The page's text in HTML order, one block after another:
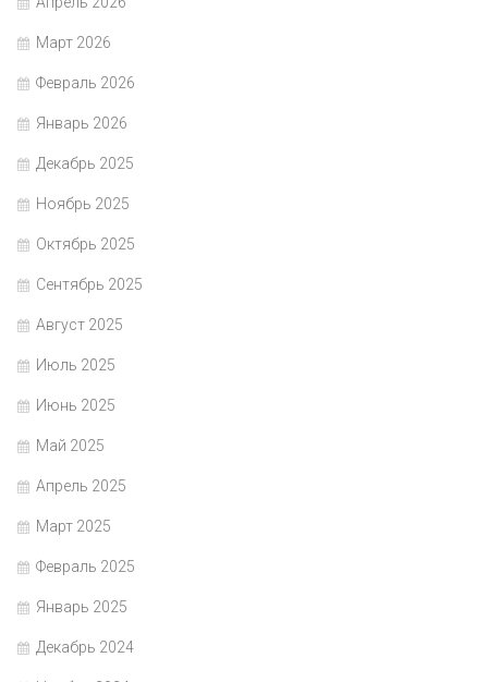
Март 2026
Февраль 2026
Январь 2026
Декабрь 2025
Ноябрь 2025
Октябрь 2025
Сентябрь 2025
Август 2025
Июль 2025
Июнь 2025
Май 2025
Апрель 2025
Март 2025
Февраль 2025
Январь 2025
Декабрь 2024